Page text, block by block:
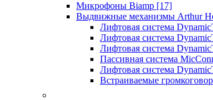
Микрофоны Biamp [17]
Выдвижные механизмы Arthur
Лифтовая система
Лифтовая система
Лифтовая система
Пассивная система
Лифтовая система
Встраиваемые